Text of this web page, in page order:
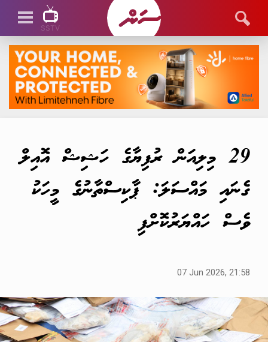
SSTV
SSTV LIVE
29 މިލިއަން ރުފިޔާގެ ހަޝިޝް އޮއިލް
ގެނައި މައްސަލަ: ޕާކިސްތާނުގެ މީހަކު
ވެސް ހައްޔަރުކޮށްފި
07 Jun 2026, 21:58